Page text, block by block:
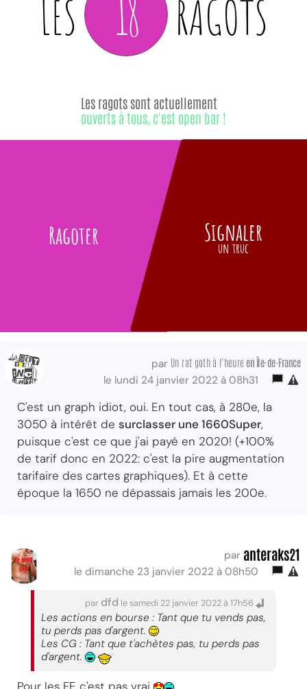
LES 18 RAGOTS
Ragoter
Les ragots sont actuellement
ouverts à tous, c'est open bar !
Signaler
un truc
par Un rat goth à l'heure en Île-de-France
le lundi 24 janvier 2022 à 08h31
C'est un graph idiot, oui. En tout cas, à 280e, la
3050 à intérêt de surclasser une 1660Super,
puisque c'est ce que j'ai payé en 2020! (+100%
de tarif donc en 2022: c'est la pire augmentation
tarifaire des cartes graphiques). Et à cette
époque la 1650 ne dépassais jamais les 200e.
par anteraks21
le dimanche 23 janvier 2022 à 08h50
par dfd le samedi 22 janvier 2022 à 17h56
Les actions en bourse : Tant que tu vends pas,
tu perds pas d'argent.
Les CG : Tant que t'achètes pas, tu perds pas
d'argent.
Pour les FE c'est pas vrai